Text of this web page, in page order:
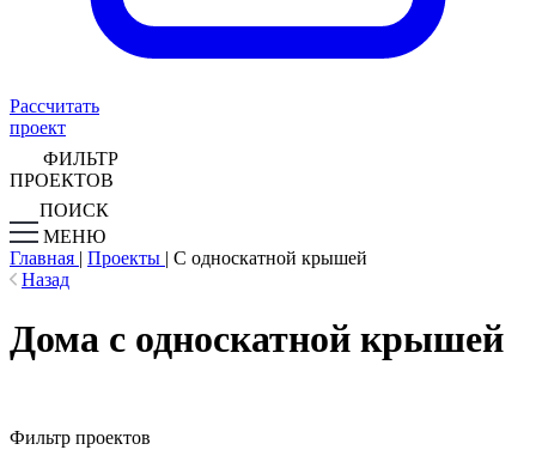
Рассчитать
проект
ФИЛЬТР
ПРОЕКТОВ
ПОИСК
МЕНЮ
Главная | Проекты | С односкатной крышей
Назад
Дома с односкатной крышей
Фильтр проектов